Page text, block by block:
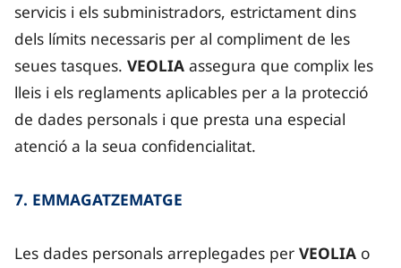
servicis i els subministradors, estrictament dins
dels límits necessaris per al compliment de les
seues tasques. VEOLIA assegura que complix les
lleis i els reglaments aplicables per a la protecció
de dades personals i que presta una especial
atenció a la seua confidencialitat.
7. EMMAGATZEMATGE
Les dades personals arreplegades per VEOLIA o